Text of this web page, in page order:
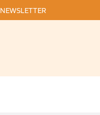
NEWSLETTER